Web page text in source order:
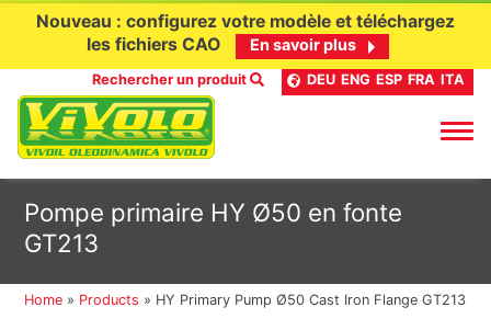
contenu
Nouveau : configurez votre modèle et téléchargez
les fichiers CAO
En savoir plus
Rechercher un produit DEU ENG ESP FRA ITA
Pompe primaire HY Ø50 en fonte
GT213
Home » Products » HY Primary Pump Ø50 Cast Iron Flange GT213